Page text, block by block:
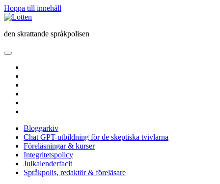
Hoppa till innehåll
Lotten
den skrattande språkpolisen
öppna
meny
Bloggarkiv
Chat GPT-utbildning för de skeptiska tvivlarna
Föreläsningar & kurser
Integritetspolicy
Julkalenderfacit
Språkpolis, redaktör & föreläsare